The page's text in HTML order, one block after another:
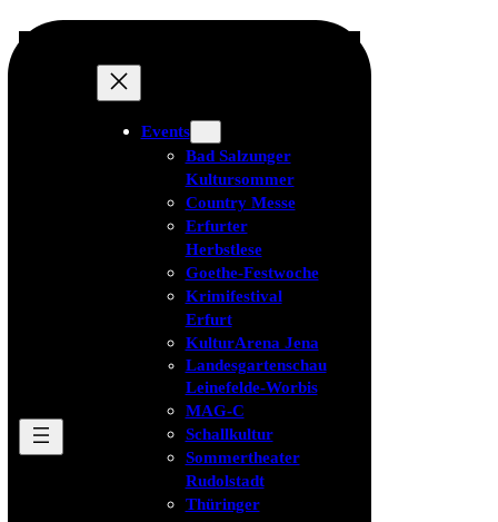
Events
Bad Salzunger
Kultursommer
Country Messe
Erfurter
Herbstlese
Goethe-Festwoche
Krimifestival
Erfurt
KulturArena Jena
Landesgartenschau
Leinefelde-Worbis
MAG-C
Schallkultur
Sommertheater
Rudolstadt
Thüringer